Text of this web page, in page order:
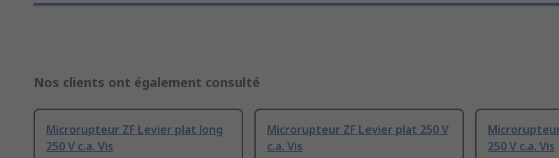
Nos clients ont également consulté
Microrupteur ZF Levier plat long
250 V c.a. Vis
Microrupteur ZF Levier plat 250 V
c.a. Vis
250 V c.a. Vis